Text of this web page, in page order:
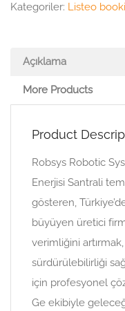
Kategoriler: Listeo
Açıklama
More Products
Product
Robsys Robotic
Enerjisi Santrali
gösteren,
büyüyen üretici
verimliğini
sürdürülebilirliği
için profesyonel
Ge ekibiyle